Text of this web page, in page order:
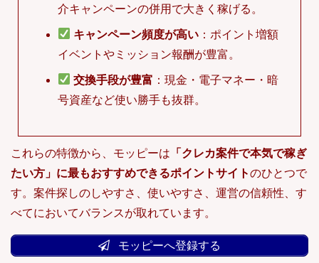
介キャンペーンの併用で大きく稼げる。
キャンペーン頻度が高い ：ポイント増額
イベントやミッション報酬が豊富。
交換手段が豊富 ：現金・電子マネー・暗
号資産など使い勝手も抜群。
これらの特徴から、モッピーは 「クレカ案件で本気で稼ぎ
たい方」に最もおすすめできるポイントサイトのひとつで
す。案件探しのしやすさ、使いやすさ、運営の信頼性、す
べてにおいてバランスが取れています。
モッピーへ登録する